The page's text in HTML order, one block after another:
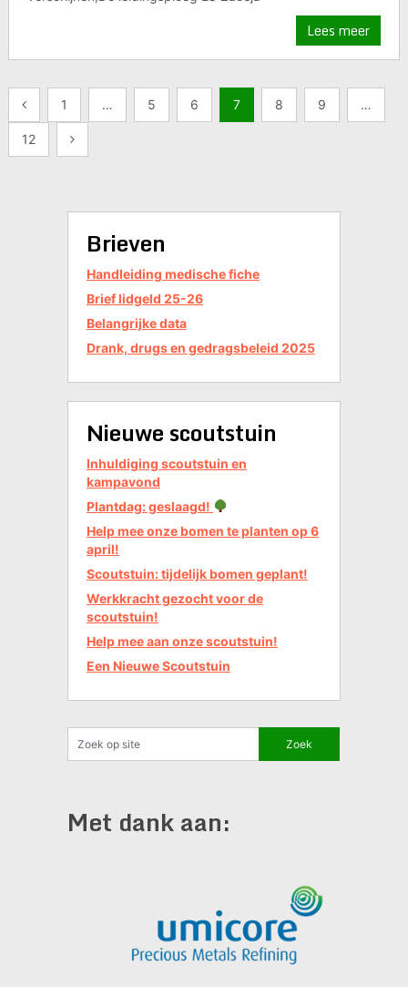
Lees meer
Berichten
paginering
1 … 5 6 7 8 9 …
12
Brieven
Handleiding medische fiche
Brief lidgeld 25-26
Belangrijke data
Drank, drugs en gedragsbeleid 2025
Nieuwe scoutstuin
Inhuldiging scoutstuin en
kampavond
Plantdag: geslaagd!
Help mee onze bomen te planten op 6
april!
Scoutstuin: tijdelijk bomen geplant!
Werkkracht gezocht voor de
scoutstuin!
Help mee aan onze scoutstuin!
Een Nieuwe Scoutstuin
Met dank aan: